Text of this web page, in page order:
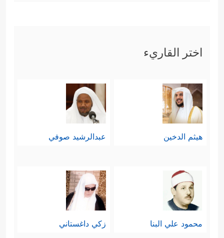
اختر القاريء
هيثم الدخين عبدالرشيد صوفي
محمود علي البنا زكي داغستاني